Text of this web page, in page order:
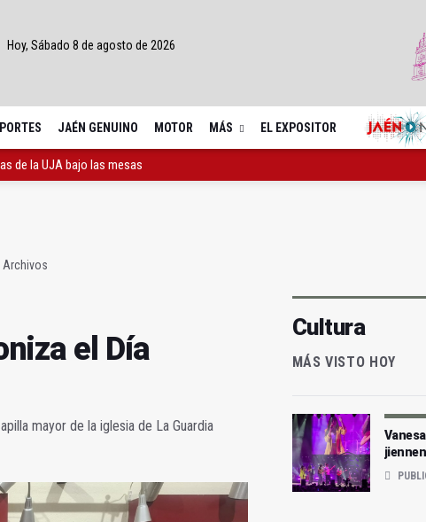
Hoy, Sábado 8 de agosto de 2026
JAÉN GENUINO MOTOR MÁS EL EXPOSITOR
de la UJA bajo las mesas
Archivos
el Día
mayor de la iglesia de La Guardia
Cultura
MÁS VISTO HOY